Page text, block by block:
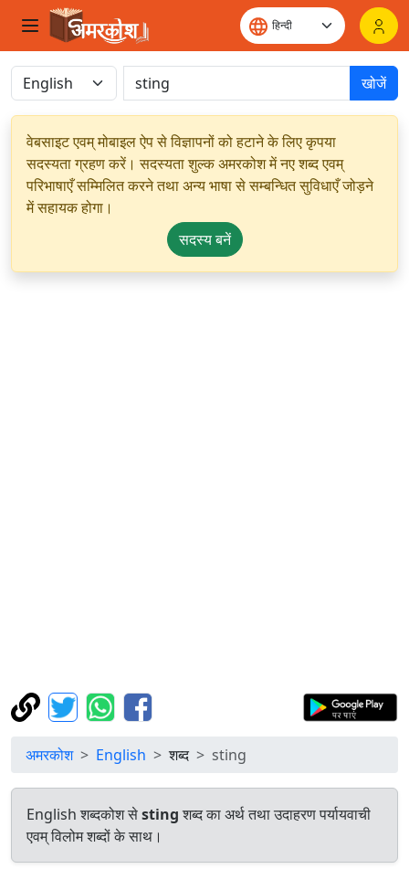
खोजें
वेबसाइट एवम् मोबाइल ऐप से विज्ञापनों को हटाने के लिए कृपया
सदस्यता ग्रहण करें। सदस्यता शुल्क अमरकोश में नए शब्द एवम्
परिभाषाएँ सम्मिलित करने तथा अन्य भाषा से सम्बन्धित सुविधाएँ जोड़ने
में सहायक होगा।
सदस्य बनें
अमरकोश English शब्द sting
English शब्दकोश सेstingशब्द का अर्थ तथा उदाहरण पर्यायवाची
एवम् विलोम शब्दों के साथ।